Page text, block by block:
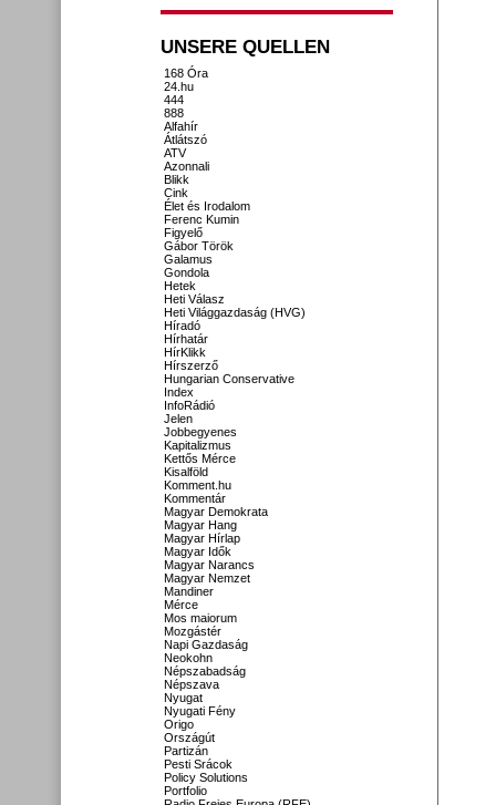
UNSERE QUELLEN
168 Óra
24.hu
444
888
Alfahír
Átlátszó
ATV
Azonnali
Blikk
Cink
Élet és Irodalom
Ferenc Kumin
Figyelő
Gábor Török
Galamus
Gondola
Hetek
Heti Válasz
Heti Világgazdaság (HVG)
Híradó
Hírhatár
HírKlikk
Hírszerző
Hungarian Conservative
Index
InfoRádió
Jelen
Jobbegyenes
Kapitalizmus
Kettős Mérce
Kisalföld
Komment.hu
Kommentár
Magyar Demokrata
Magyar Hang
Magyar Hírlap
Magyar Idők
Magyar Narancs
Magyar Nemzet
Mandiner
Mérce
Mos maiorum
Mozgástér
Napi Gazdaság
Neokohn
Népszabadság
Népszava
Nyugat
Nyugati Fény
Origo
Országút
Partizán
Pesti Srácok
Policy Solutions
Portfolio